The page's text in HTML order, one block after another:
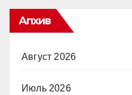
Апхив
Август 2026
Июль 2026